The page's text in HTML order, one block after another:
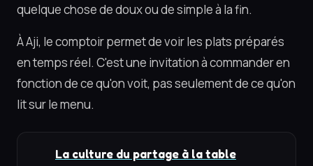
quelque chose de doux ou de simple à la fin.
À Aji, le comptoir permet de voir les plats préparés
en temps réel. C'est une invitation à commander en
fonction de ce qu'on voit, pas seulement de ce qu'on
lit sur le menu.
La culture du partage à la table